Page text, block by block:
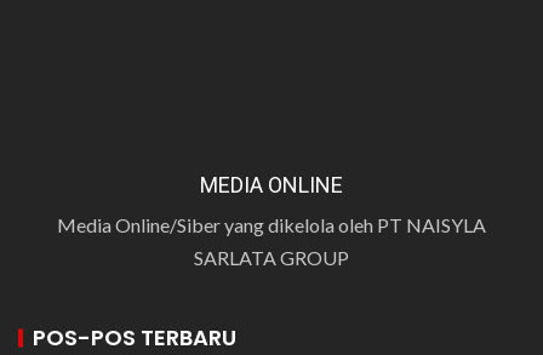
MEDIA ONLINE
Media Online/Siber yang dikelola oleh PT NAISYLA
SARLATA GROUP
POS-POS TERBARU